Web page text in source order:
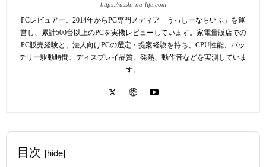
https://usshi-na-life.com
PCレビュアー。2014年からPC専門メディア「うっしーならいふ」を運
営し、累計500台以上のPCを実機レビューしています。家電量販店での
PC販売経験と、法人向けPCの選定・提案経験を持ち、CPU性能、バッ
テリー駆動時間、ディスプレイ品質、発熱、動作音などを実測していま
す。
目次 [hide]